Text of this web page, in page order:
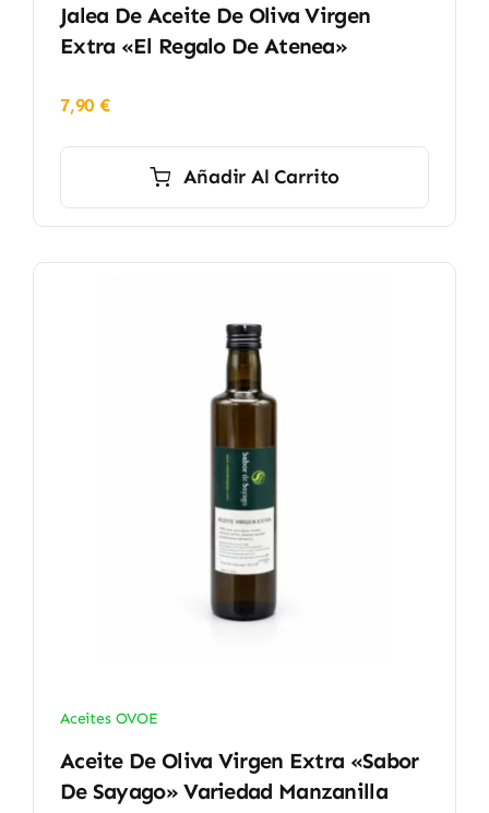
Jalea De Aceite De Oliva Virgen
Extra «El Regalo De Atenea»
7,90€
Añadir Al Carrito
Aceites OVOE
Aceite De Oliva Virgen Extra «Sabor
De Sayago» Variedad Manzanilla